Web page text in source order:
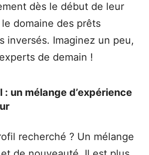
dès le début de leur
domaine des prêts
inversés. Imaginez un peu,
de demain !
: un mélange d’expérience
recherché ? Un mélange